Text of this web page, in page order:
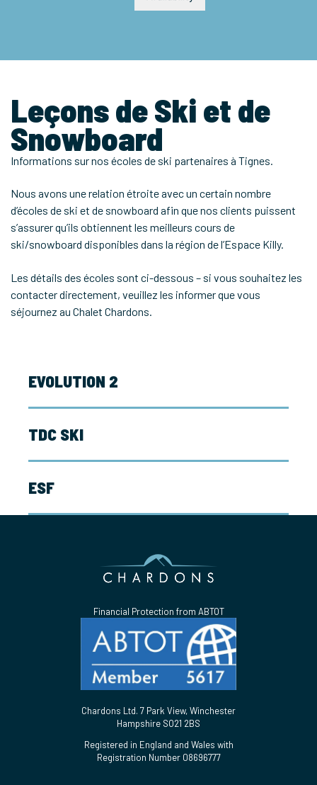
Leçons de Ski et de
Snowboard
Informations sur nos écoles de ski partenaires à Tignes.
Nous avons une relation étroite avec un certain nombre
d’écoles de ski et de snowboard afin que nos clients puissent
s’assurer qu’ils obtiennent les meilleurs cours de
ski/snowboard disponibles dans la région de l’Espace Killy.
Les détails des écoles sont ci-dessous – si vous souhaitez les
contacter directement, veuillez les informer que vous
séjournez au Chalet Chardons.
EVOLUTION 2
TDC SKI
ESF
Financial Protection from ABTOT
Chardons Ltd. 7 Park View, Winchester
Hampshire SO21 2BS
Registered in England and Wales with
Registration Number 08696777